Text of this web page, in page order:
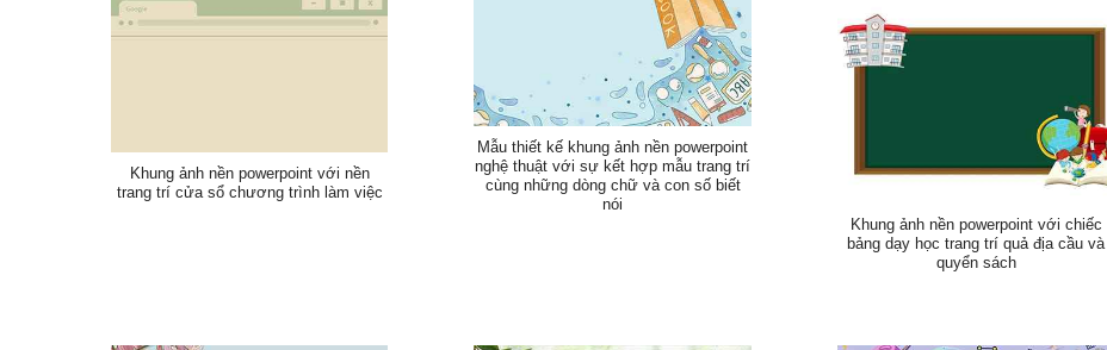
Khung ảnh nền powerpoint với nền
trang trí cửa sổ chương trình làm việc
Mẫu thiết kế khung ảnh nền powerpoint
nghệ thuật với sự kết hợp mẫu trang trí
cùng những dòng chữ và con số biết
nói
Khung ảnh nền powerpoint với chiếc
bảng dạy học trang trí quả địa cầu và
quyển sách